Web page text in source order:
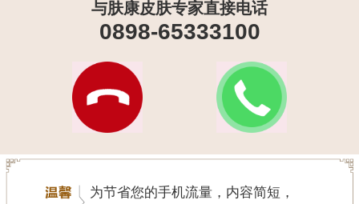
与肤康皮肤专家直接电话
0898-65333100
为节省您的手机流量，内容简短，